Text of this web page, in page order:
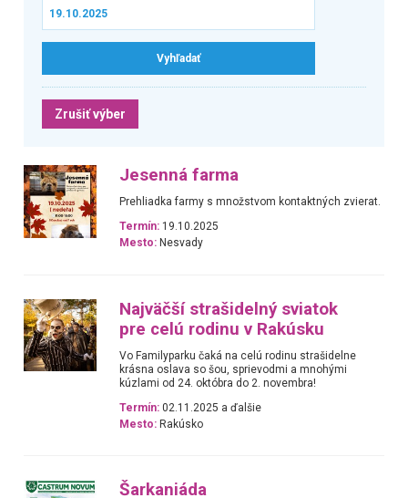
Zrušiť výber
Jesenná farma
Prehliadka farmy s množstvom kontaktných zvierat.
Termín: 19.10.2025
Mesto: Nesvady
Najväčší strašidelný sviatok
pre celú rodinu v Rakúsku
Vo Familyparku čaká na celú rodinu strašidelne
krásna oslava so šou, sprievodmi a mnohými
kúzlami od 24. októbra do 2. novembra!
Termín: 02.11.2025 a ďalšie
Mesto: Rakúsko
Šarkaniáda